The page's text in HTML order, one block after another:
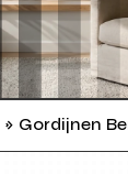
» Gordijnen